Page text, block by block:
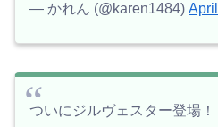
— かれん (@karen1484)
ついにジルヴェスター登場